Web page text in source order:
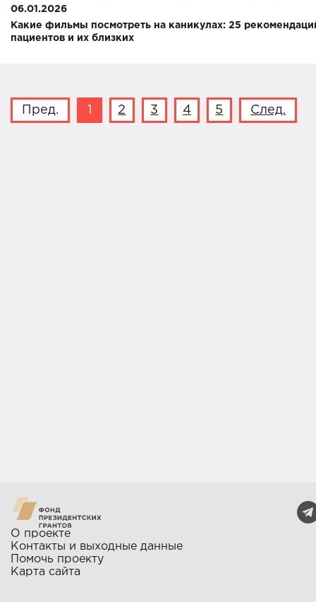
06.01.2026
Какие фильмы посмотреть на каникулах: 25
пациентов и их близких
Пред. 2 3 4 5 След.
О проекте
Контакты и выходные данные
Помочь проекту
Карта сайта